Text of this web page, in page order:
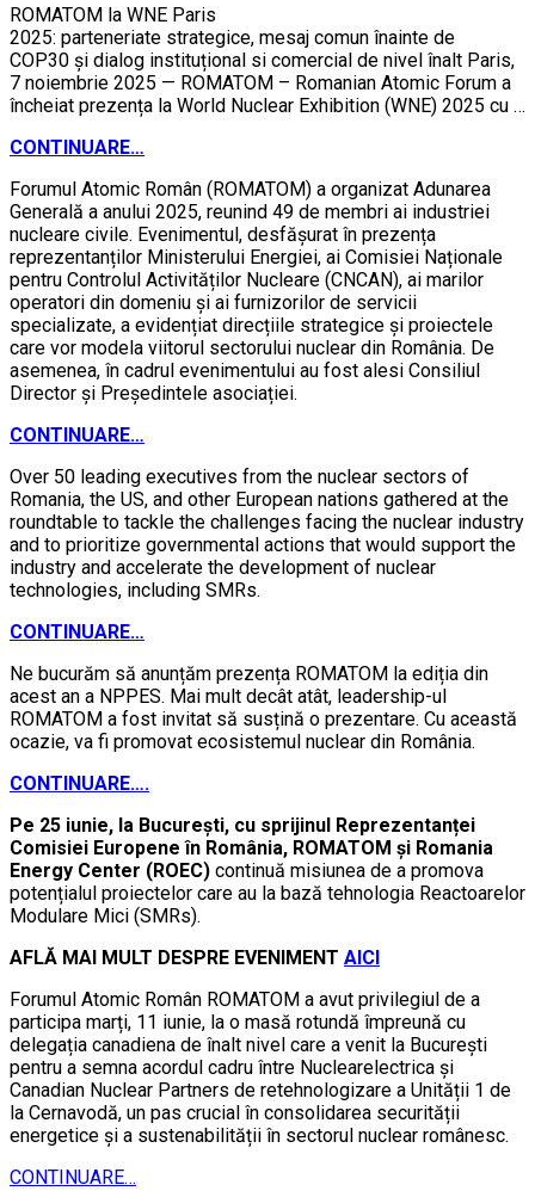
ROMATOM la WNE Paris
2025: parteneriate strategice, mesaj comun înainte de
COP30 și dialog instituțional si comercial de nivel înalt Paris,
7 noiembrie 2025 — ROMATOM – Romanian Atomic Forum a
încheiat prezența la World Nuclear Exhibition (WNE) 2025 cu …
CONTINUARE…
Forumul Atomic Român (ROMATOM) a organizat Adunarea
Generală a anului 2025, reunind 49 de membri ai industriei
nucleare civile. Evenimentul, desfășurat în prezența
reprezentanților Ministerului Energiei, ai Comisiei Naționale
pentru Controlul Activităților Nucleare (CNCAN), ai marilor
operatori din domeniu și ai furnizorilor de servicii
specializate, a evidențiat direcțiile strategice și proiectele
care vor modela viitorul sectorului nuclear din România. De
asemenea, în cadrul evenimentului au fost alesi Consiliul
Director și Președintele asociației.
CONTINUARE…
Over 50 leading executives from the nuclear sectors of
Romania, the US, and other European nations gathered at the
roundtable to tackle the challenges facing the nuclear industry
and to prioritize governmental actions that would support the
industry and accelerate the development of nuclear
technologies, including SMRs.
CONTINUARE…
Ne bucurăm să anunțăm prezența ROMATOM la ediția din
acest an a NPPES. Mai mult decât atât, leadership-ul
ROMATOM a fost invitat să susțină o prezentare. Cu această
ocazie, va fi promovat ecosistemul nuclear din România.
CONTINUARE….
Pe 25 iunie, la București, cu sprijinul Reprezentanței
Comisiei Europene în România, ROMATOM și Romania
Energy Center (ROEC) continuă misiunea de a promova
potențialul proiectelor care au la bază tehnologia Reactoarelor
Modulare Mici (SMRs).
AFLĂ MAI MULT DESPRE EVENIMENT AICI
Forumul Atomic Român ROMATOM a avut privilegiul de a
participa marți, 11 iunie, la o masă rotundă împreună cu
delegația canadiena de înalt nivel care a venit la București
pentru a semna acordul cadru între Nuclearelectrica și
Canadian Nuclear Partners de retehnologizare a Unității 1 de
la Cernavodă, un pas crucial în consolidarea securității
energetice și a sustenabilității în sectorul nuclear românesc.
CONTINUARE…